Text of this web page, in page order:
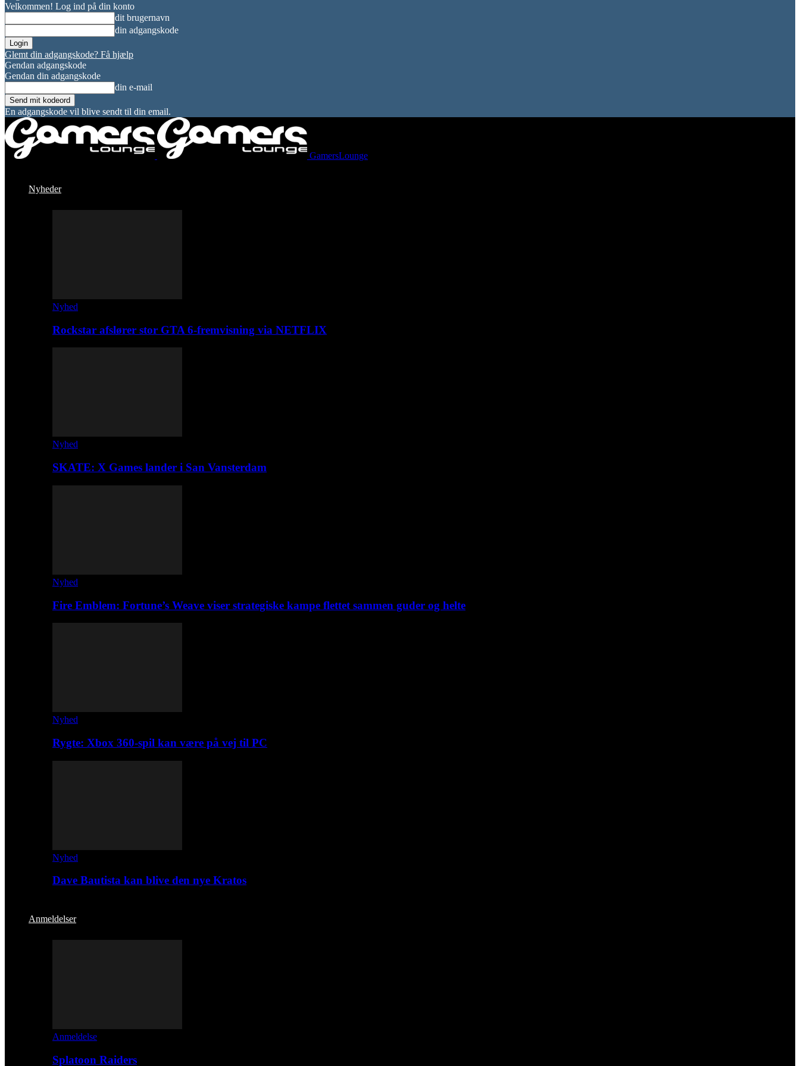
Velkommen! Log ind på din konto
dit brugernavn
din adgangskode
Glemt din adgangskode? Få hjælp
Gendan adgangskode
Gendan din adgangskode
din e-mail
En adgangskode vil blive sendt til din email.
GamersLounge
Nyheder
Nyhed
Rockstar afslører stor GTA 6-fremvisning via NETFLIX
Nyhed
SKATE: X Games lander i San Vansterdam
Nyhed
Fire Emblem: Fortune’s Weave viser strategiske kampe flettet sammen guder og helte
Nyhed
Rygte: Xbox 360-spil kan være på vej til PC
Nyhed
Dave Bautista kan blive den nye Kratos
Anmeldelser
Anmeldelse
Splatoon Raiders